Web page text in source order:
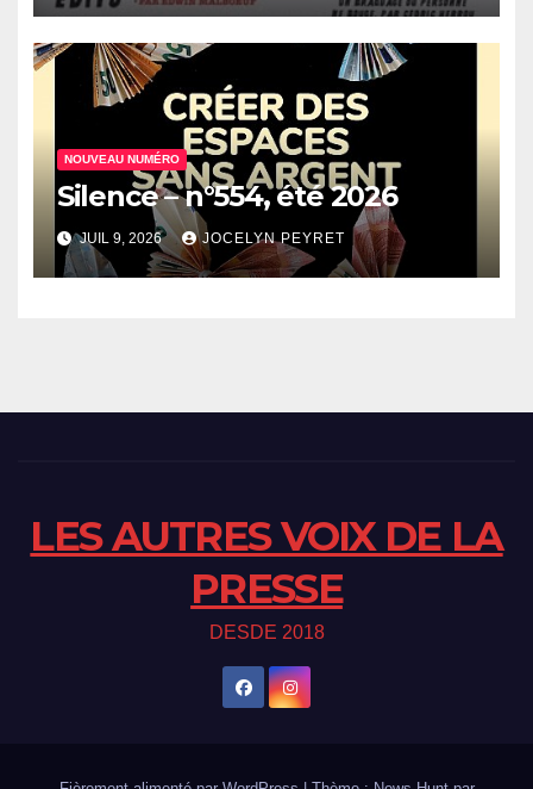
NOUVEAU NUMÉRO
Silence – n°554, été 2026
JUIL 9, 2026 JOCELYN PEYRET
LES AUTRES VOIX DE LA
PRESSE
DESDE 2018